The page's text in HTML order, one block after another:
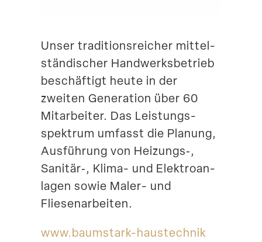
Unser tradi­ti­ons­reicher mittel­
stän­di­scher Handwerks­be­trieb
beschäftigt heute in der
zweiten Generation über 60
Mitar­beiter. Das Leistungs­
spektrum umfasst die Planung,
Ausführung von Heizungs‑,
Sanitär‑, Klima- und Elektro­an­
lagen sowie Maler- und
Fliesenarbeiten.
www​.baumstark​-haustechnik​